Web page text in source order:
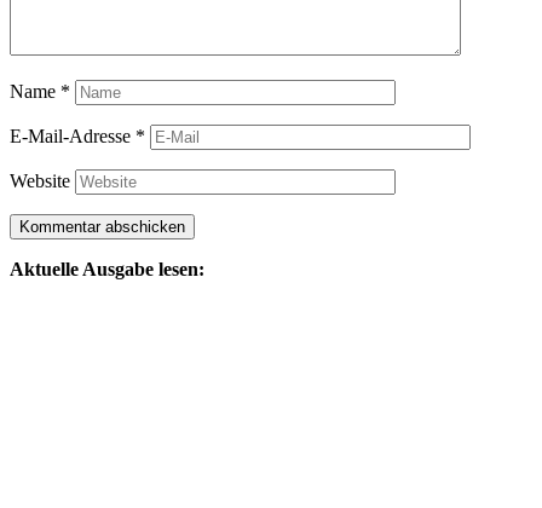
Name *
E-Mail-Adresse *
Website
Aktuelle Ausgabe lesen: